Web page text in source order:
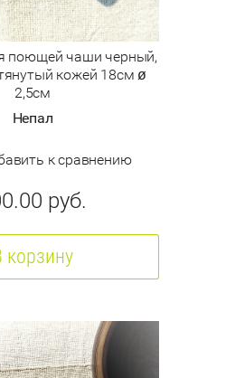
поющей чаши черный,
кожей 18см ø
2,5см
Непал
к сравнению
руб.
корзину